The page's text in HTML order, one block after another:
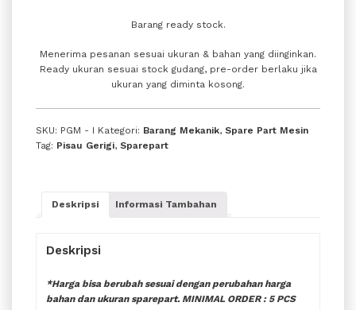
Barang ready stock.
Menerima pesanan sesuai ukuran & bahan yang diinginkan.
Ready ukuran sesuai stock gudang, pre-order berlaku jika
ukuran yang diminta kosong.
SKU: PGM - I Kategori: Barang Mekanik, Spare Part Mesin
Tag: Pisau Gerigi, Sparepart
Deskripsi Informasi Tambahan
Deskripsi
*Harga bisa berubah sesuai dengan perubahan harga
bahan dan ukuran sparepart. MINIMAL ORDER : 5 PCS